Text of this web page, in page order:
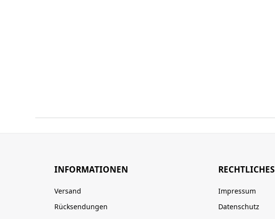
INFORMATIONEN
Versand
Rücksendungen
RECHTLICHES
Impressum
Datenschutz